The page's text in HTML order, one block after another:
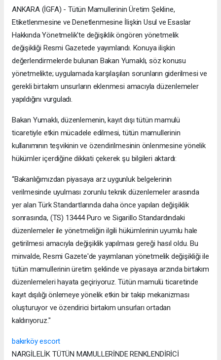
ANKARA (İGFA) - Tütün Mamullerinin Üretim Şekline,
Etiketlenmesine ve Denetlenmesine İlişkin Usul ve Esaslar
Hakkında Yönetmelik'te değişiklik öngören yönetmelik
değişikliği Resmi Gazetede yayımlandı. Konuya ilişkin
değerlendirmelerde bulunan Bakan Yumaklı, söz konusu
yönetmelikte; uygulamada karşılaşılan sorunların giderilmesi ve
gerekli birtakım unsurların eklenmesi amacıyla düzenlemeler
yapıldığını vurguladı.
Bakan Yumaklı, düzenlemenin, kayıt dışı tütün mamulü
ticaretiyle etkin mücadele edilmesi, tütün mamullerinin
kullanımının teşvikinin ve özendirilmesinin önlenmesine yönelik
hükümler içerdiğine dikkati çekerek şu bilgileri aktardı:
“Bakanlığımızdan piyasaya arz uygunluk belgelerinin
verilmesinde uyulması zorunlu teknik düzenlemeler arasında
yer alan Türk Standartlarında daha önce yapılan değişiklik
sonrasında, (TS) 13444 Puro ve Sigarillo Standardındaki
düzenlemeler ile yönetmeliğin ilgili hükümlerinin uyumlu hale
getirilmesi amacıyla değişiklik yapılması gereği hasıl oldu. Bu
minvalde, Resmi Gazete'de yayımlanan yönetmelik değişikliği ile
tütün mamullerinin üretim şeklinde ve piyasaya arzında birtakım
düzenlemeleri hayata geçiriyoruz. Tütün mamulü ticaretinde
kayıt dışılığı önlemeye yönelik etkin bir takip mekanizması
oluşturuyor ve özendirici birtakım unsurları ortadan
kaldırıyoruz."
bakırköy escort
NARGİLELİK TÜTÜN MAMULLERİNDE RENKLENDİRİCİ